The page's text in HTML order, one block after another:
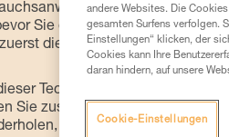
der Produkte,
Sie diesen zu Rate ziehen.
die in der
Techniken setzt eine
Sie zusammen mit einem Profi,
bevor Sie ihn
andere Websites. Die
gesamten Surfens verfolgen.
Einstellungen“ klicken, der
Cookies kann Ihre
daran hindern, auf unsere
Cookie-Einstellungen